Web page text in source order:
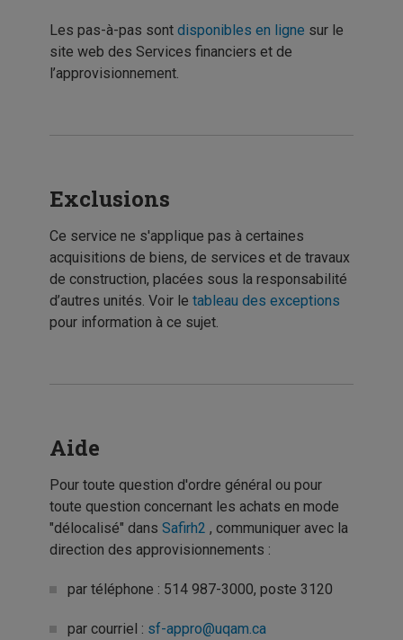
Les pas-à-pas sont disponibles en ligne sur le
site web des Services financiers et de
l’approvisionnement.
Exclusions
Ce service ne s'applique pas à certaines
acquisitions de biens, de services et de travaux
de construction, placées sous la responsabilité
d’autres unités. Voir le tableau des exceptions
pour information à ce sujet.
Aide
Pour toute question d'ordre général ou pour
toute question concernant les achats en mode
"délocalisé" dans Safirh2 , communiquer avec la
direction des approvisionnements :
par téléphone : 514 987-3000, poste 3120
par courriel : sf-appro@uqam.ca